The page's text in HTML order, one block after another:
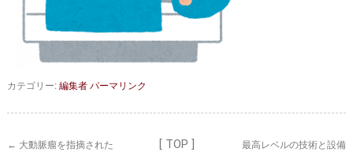
都道府県別紹介病院 良くある質問
外来予約をされた方へ
カテゴリー:編集者パーマリンク
← 大動脈瘤を指摘された
[ TOP ]
最高レベルの技術と設備